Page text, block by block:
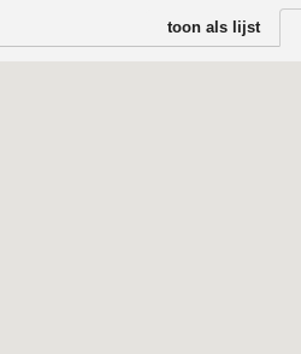
toon als lijst